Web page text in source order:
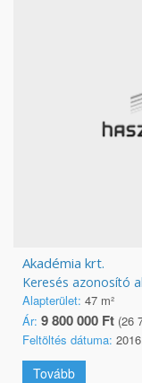
Akadémia krt.
Keresés azonosító
Alapterület: 47 m²
Ár: 9 800 000 Ft (26
Feltöltés dátuma:
Tovább